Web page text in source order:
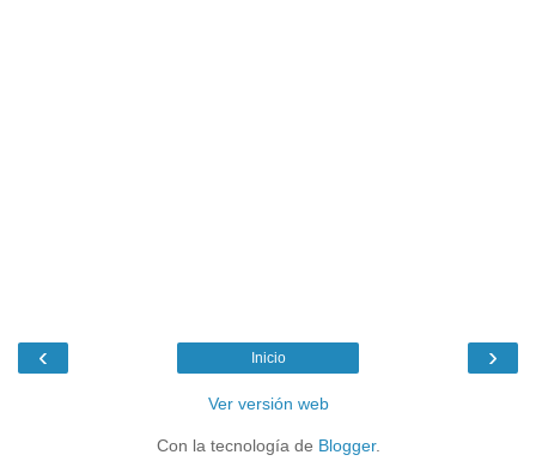
‹ ›
Inicio
Ver versión web
Con la tecnología de Blogger.